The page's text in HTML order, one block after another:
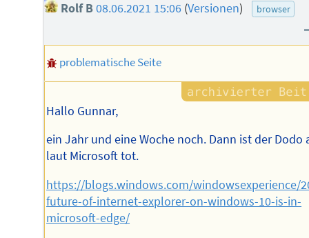
Rolf B08.06.2021 15:06 (Versionen) browser
problematische Seite
Hallo Gunnar,
ein Jahr und eine Woche noch. Dann ist der Dodo
laut Microsoft tot.
https://blogs.windows.com/windowsexperience/
future-of-internet-explorer-on-windows-10-is-in-
microsoft-edge/